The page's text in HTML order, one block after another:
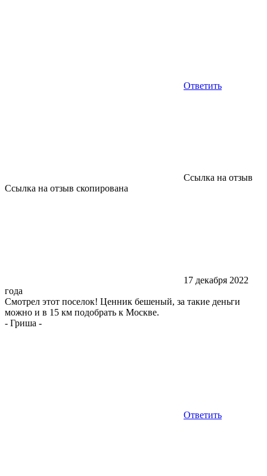
Ответить
Ссылка на отзыв
Ссылка на отзыв скопирована
17 декабря 2022
года
Смотрел этот поселок! Ценник бешеный, за такие деньги
можно и в 15 км подобрать к Москве.
- Гриша -
Ответить